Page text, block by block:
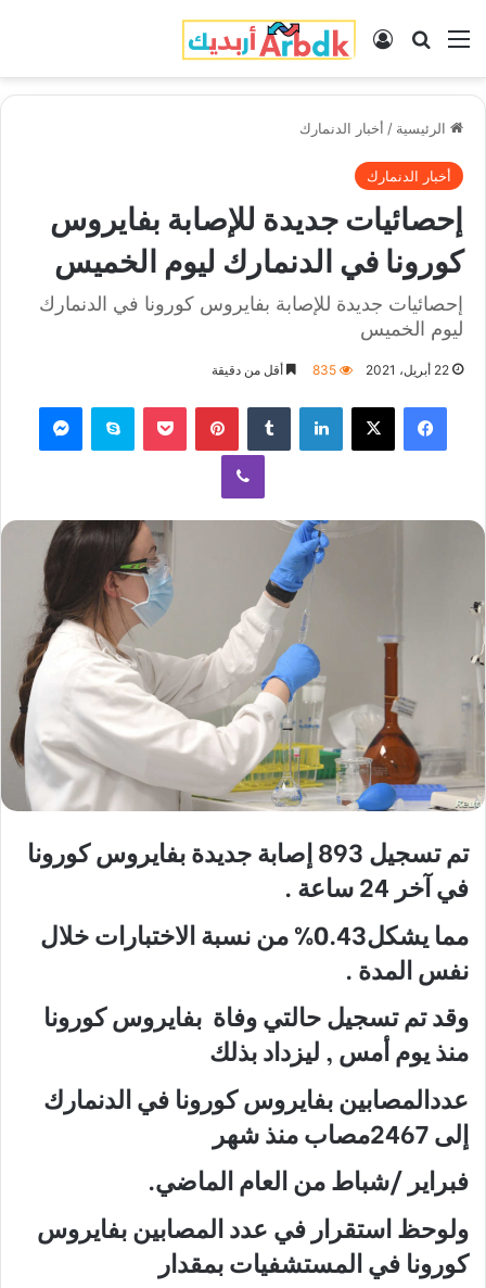
القائمة بحث عنتسجيل الدخول
الرئيسية / أخبار الدنمارك
أخبار الدنمارك
إحصائيات جديدة للإصابة بفايروس
كورونا في الدنمارك ليوم الخميس
إحصائيات جديدة للإصابة بفايروس كورونا في الدنمارك
ليوم الخميس
22 أبريل، 2021 835 أقل من دقيقة
فيسبوك لينكدإن بينتيريست سكايب
ڤايبر
تم تسجيل 893 إصابة جديدة بفايروس كورونا
في آخر 24 ساعة .
مما يشكل0.43% من نسبة الاختبارات خلال
نفس المدة .
وقد تم تسجيل حالتي وفاة بفايروس كورونا
منذ يوم أمس , ليزداد بذلك
عددالمصابين بفايروس كورونا في الدنمارك
إلى 2467مصاب منذ شهر
فبراير /شباط من العام الماضي.
ولوحظ استقرار في عدد المصابين بفايروس
كورونا في المستشفيات بمقدار